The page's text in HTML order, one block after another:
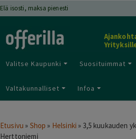
Elä isosti, maksa pienesti
Valitse Kaupunki Suosituimmat
Valtakunnalliset Infoa
Etusivu » Shop » Helsinki » 3,5 kuukauden
Herttoniemi